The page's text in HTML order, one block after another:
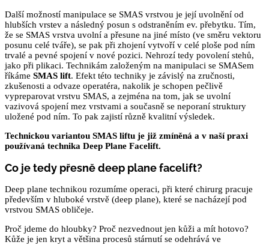
Další možností manipulace se SMAS vrstvou je její uvolnění od
hlubších vrstev a následný posun s odstraněním ev. přebytku. Tím,
že se SMAS vrstva uvolní a přesune na jiné místo (ve směru vektoru
posunu celé tváře), se pak při zhojení vytvoří v celé ploše pod ním
trvalé a pevné spojení v nové pozici. Nehrozí tedy povolení stehů,
jako při plikaci. Technikám založeným na manipulaci se SMASem
říkáme SMAS lift. Efekt této techniky je závislý na zručnosti,
zkušenosti a odvaze operatéra, nakolik je schopen pečlivě
vypreparovat vrstvu SMAS, a zejména na tom, jak se uvolní
vazivová spojení mez vrstvami a současně se neporaní struktury
uložené pod ním. To pak zajistí různě kvalitní výsledek.
Technickou variantou SMAS liftu je již zmíněná a v naší praxi
používaná technika Deep Plane Facelift.
Co je tedy přesně deep plane facelift?
Deep plane technikou rozumíme operaci, při které chirurg pracuje
především v hluboké vrstvě (deep plane), které se nacházejí pod
vrstvou SMAS obličeje.
Proč jdeme do hloubky? Proč nezvednout jen kůži a mít hotovo?
Kůže je jen kryt a většina procesů stárnutí se odehrává ve